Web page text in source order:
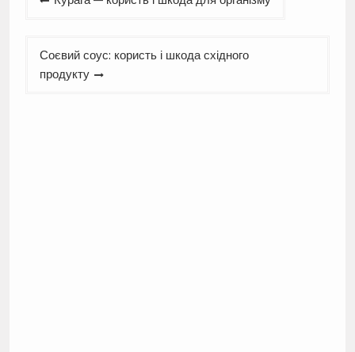
Соєвий соус: користь і шкода східного
продукту